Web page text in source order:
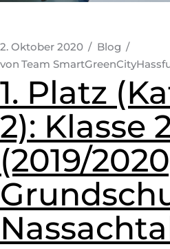
2. Oktober 2020
Blog
von Team
1. Platz
2): Klasse
(2019/